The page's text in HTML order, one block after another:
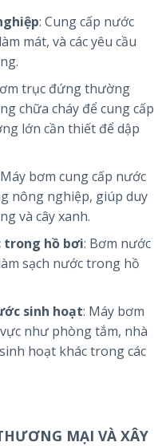
: Cung cấp nước
mát, và các yêu cầu
trục đứng thường
chữa cháy để cung cấp
lớn cần thiết để dập
bơm cung cấp nước
nông nghiệp, giúp duy
và cây xanh.
trong hồ bơi: Bơm nước
sạch nước trong hồ
sinh hoạt: Máy bơm
như phòng tắm, nhà
hoạt khác trong các
MẠI VÀ XÂY